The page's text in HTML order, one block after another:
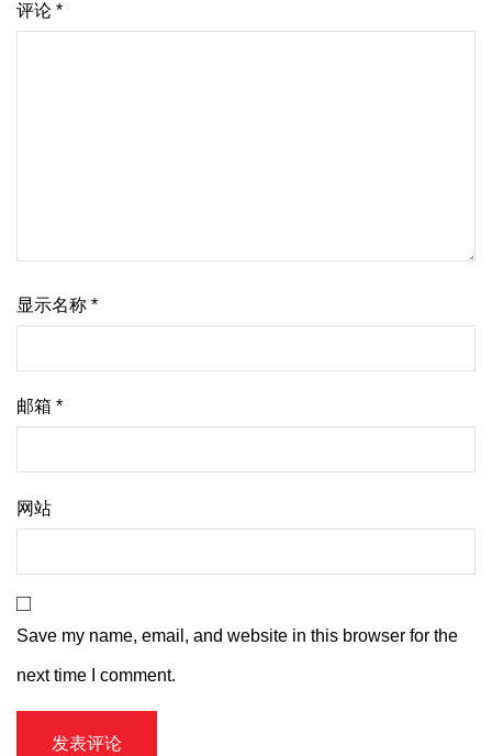
评论 *
显示名称 *
邮箱 *
网站
Save my name, email, and website in this browser for the
next time I comment.